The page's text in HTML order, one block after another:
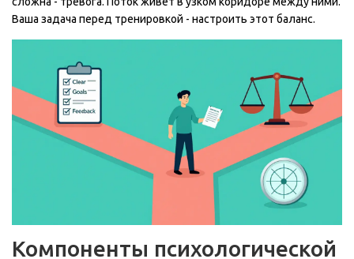
Ваша задача перед тренировкой - настроить этот баланс.
Компоненты психологической